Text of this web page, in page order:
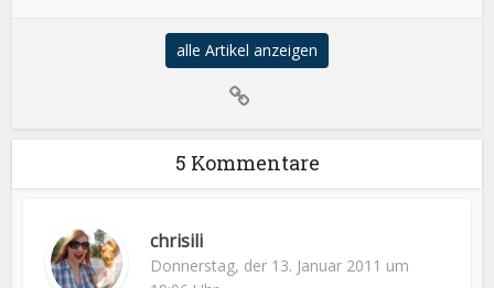
alle Artikel anzeigen
5 Kommentare
chrisili
Donnerstag, der 13. Januar 2011 um